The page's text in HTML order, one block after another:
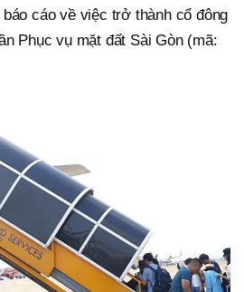
cáo về việc trở thành cổ đông
Phục vụ mặt đất Sài Gòn (mã: